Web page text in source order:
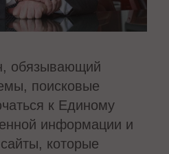
обязывающий
поисковые
к Единому
информации и
которые